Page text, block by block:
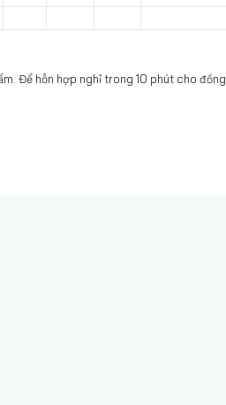
Để hỗn hợp nghỉ trong 10 phút cho đồng